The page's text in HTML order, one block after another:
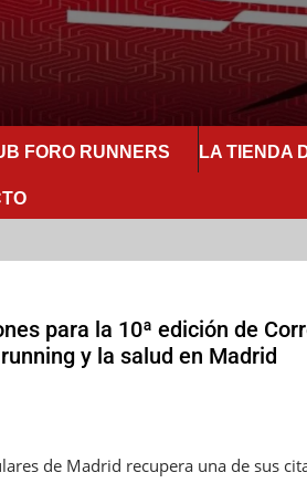
FORO RUNNERS LA TIENDA
para la 10ª edición de
y la salud en Madrid
de Madrid recupera una de sus